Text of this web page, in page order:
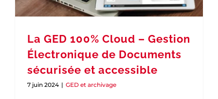
La GED 100% Cloud – Gestion
Électronique de Documents
sécurisée et accessible
7 juin 2024 | GED et archivage